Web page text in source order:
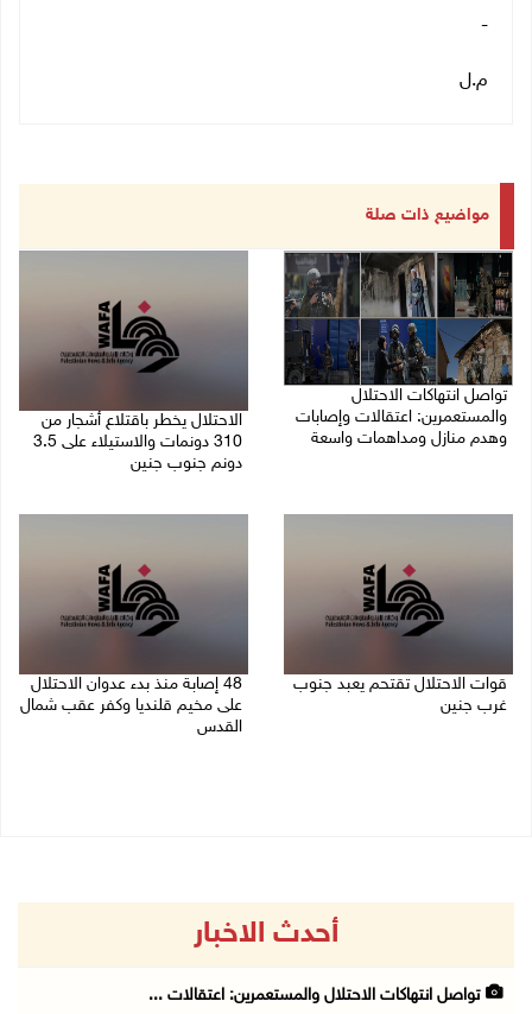
-
م.ل
مواضيع ذات صلة
تواصل انتهاكات الاحتلال
والمستعمرين: اعتقالات وإصابات
وهدم منازل ومداهمات واسعة
الاحتلال يخطر باقتلاع أشجار من
310 دونمات والاستيلاء على 3.5
دونم جنوب جنين
قوات الاحتلال تقتحم يعبد جنوب
غرب جنين
48 إصابة منذ بدء عدوان الاحتلال
على مخيم قلنديا وكفر عقب شمال
القدس
أحدث الاخبار
تواصل انتهاكات الاحتلال والمستعمرين: اعتقالات ...